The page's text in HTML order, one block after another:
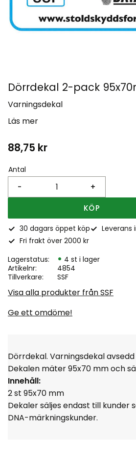
Dörrdekal 2-pack
Varningsdekal
Läs mer
88,75 kr
Antal
+
-
KÖP
30 dagars öppet köp
Leverans
Fri frakt över 2000 kr
Lagerstatus
4 st i lager
Artikelnr
4854
Tillverkare
SSF
Visa alla produkter från SSF
Ge ett omdöme!
Dörrdekal. Varningsdekal
Dekalen mäter 95x70 mm och
Innehåll:
2 st 95x70 mm
Dekaler säljes endast till kunder
DNA-märkningskunder.